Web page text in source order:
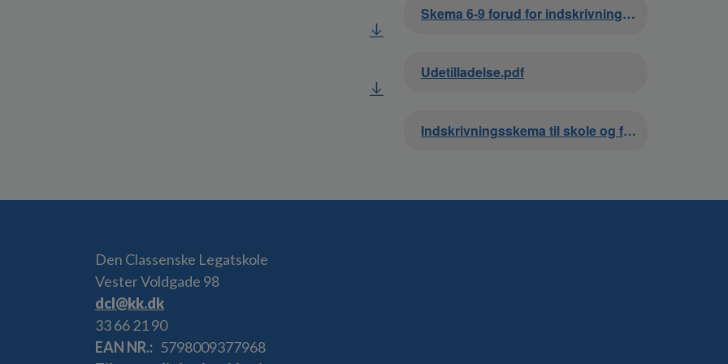
Skema 6-9 forud for indskrivning_DCL_2023.pdf
Udetilladelse.pdf
Indskrivningsskema til skole og fritidsinstitution.pdf
Den Classenske Legatskole
Vester Voldgade 98
dcl@kk.dk
33 66 21 90
EAN NR.
5798009377968